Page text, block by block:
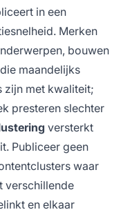
in een
Merken
bouwen
maandelijks
zijn met kwaliteit;
presteren slechter
versterkt
Publiceer geen
waar
verschillende
en elkaar